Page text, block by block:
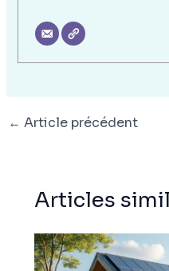
← Article précédent
Articles